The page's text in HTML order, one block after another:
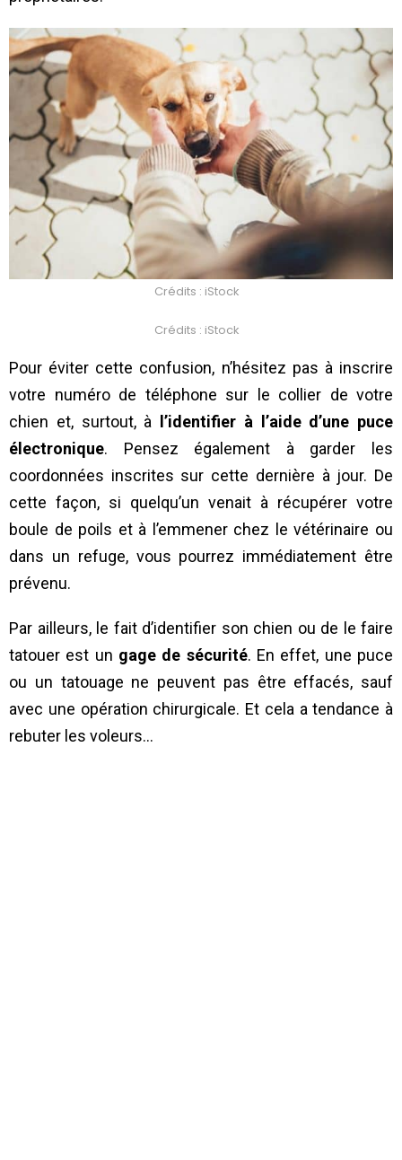
Crédits : iStock
Crédits : iStock
Pour éviter cette confusion, n’hésitez pas à inscrire
votre numéro de téléphone sur le collier de votre
chien et, surtout, à
l’identifier à l’aide d’une puce
électronique. Pensez également à garder les
coordonnées inscrites sur cette dernière à jour. De
cette façon, si quelqu’un venait à récupérer votre
boule de poils et à l’emmener chez le vétérinaire ou
dans un refuge, vous pourrez immédiatement être
prévenu.
Par ailleurs, le fait d’identifier son chien ou de le faire
tatouer est un gage de sécurité. En effet, une puce
ou un tatouage ne peuvent pas être effacés, sauf
avec une opération chirurgicale. Et cela a tendance à
rebuter les voleurs…